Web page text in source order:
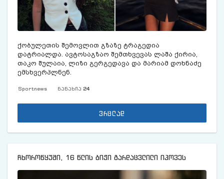
ქობულეთის შემოვლით გზაზე ტრაგედია
დატრიალდა. ავტოსაგზაო შემთხვევას ლაშა ქირია,
თაკო შულაია, ლიზი გერგედავა და მარიამ დოხნაძე
ემსხვერპლნენ.
Sportnews ნანახია 24
ვრცლად
ჩხოროწყუში, 16 წლის ბიჭი გარდაცვლილი იპოვეს